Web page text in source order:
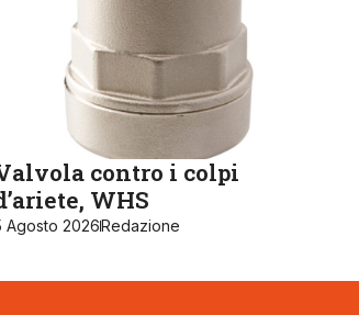
contro i colpi
WHS
Agosto 2026Redazione